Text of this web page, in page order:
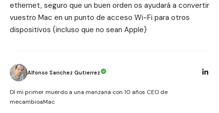
ethernet, seguro que un buen orden os ayudará a convertir
vuestro Mac en un punto de acceso Wi-Fi para otros
dispositivos (incluso que no sean Apple)
Alfonso Sanchez Gutierrez
Dí mi primer muerdo a una manzana con 10 años CEO de
mecambioaMac